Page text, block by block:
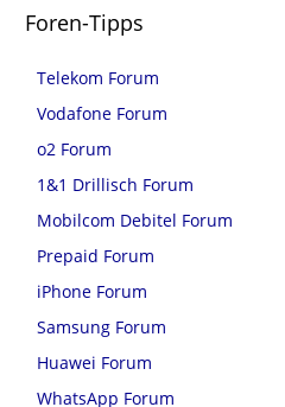
Foren-Tipps
Telekom Forum
Vodafone Forum
o2 Forum
1&1 Drillisch Forum
Mobilcom Debitel Forum
Prepaid Forum
iPhone Forum
Samsung Forum
Huawei Forum
WhatsApp Forum